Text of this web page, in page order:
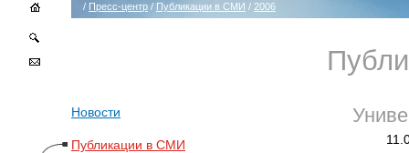
/ Пресс-центр / Публикации в СМИ / 2006
Новости
Публикации в СМИ